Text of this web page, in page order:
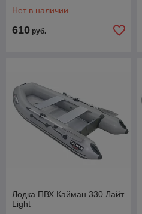
Нет в наличии
610 руб.
Лодка ПВХ Кайман 330 Лайт
Light